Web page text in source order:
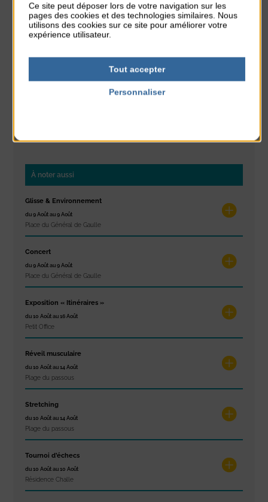
À noter aussi
Glisse & Environnement
du 9 Août au 9 Août
Place du Général de Gaulle
Concert
du 9 Août au 9 Août
Place du Général de Gaulle
Exposition « Itinéraires »
du 10 Août au 16 Août
Petit Office
Réveil musculaire
du 10 Août au 14 Août
Plage du passous
Stretching
du 10 Août au 14 Août
Plage du passous
Tournoi d’échecs
du 10 Août au 10 Août
Résidence Challe
Ce site peut déposer lors de votre navigation sur les
pages des cookies et des technologies similaires. Nous
utilisons des cookies sur ce site pour améliorer votre
expérience utilisateur.
Tout accepter
Personnaliser